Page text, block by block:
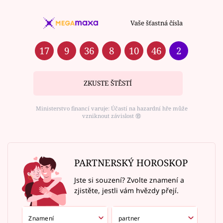
Vaše šťastná čísla
17 9 36 8 10 46 2
ZKUSTE ŠTĚSTÍ
Ministerstvo financí varuje: Účastí na hazardní hře může
vzniknout závislost ⑱
PARTNERSKÝ HOROSKOP
Jste si souzení? Zvolte znamení a
zjistěte, jestli vám hvězdy přejí.